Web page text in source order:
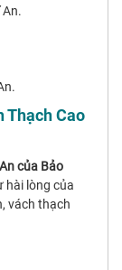
Thạch Cao
của Bảo
hài lòng của
vách thạch